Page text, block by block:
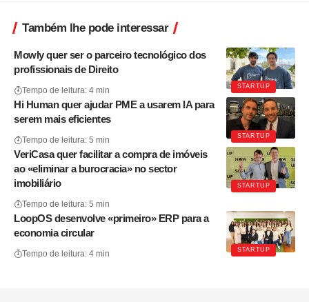
Também lhe pode interessar
STARTUP
Mowly quer ser o parceiro tecnológico dos
profissionais de Direito
Tempo de leitura: 4 min
STARTUP
Hi Human quer ajudar PME a usarem IA para
serem mais eficientes
Tempo de leitura: 5 min
STARTUP
VeriCasa quer facilitar a compra de imóveis
ao «eliminar a burocracia» no sector
imobiliário
Tempo de leitura: 5 min
STARTUP
LoopOS desenvolve «primeiro» ERP para a
economia circular
Tempo de leitura: 4 min